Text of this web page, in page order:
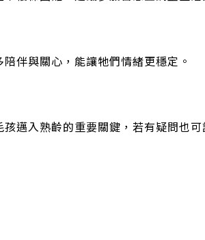
伴與關心，能讓牠們情緒更穩定。
邁入熟齡的重要關鍵，若有疑問也